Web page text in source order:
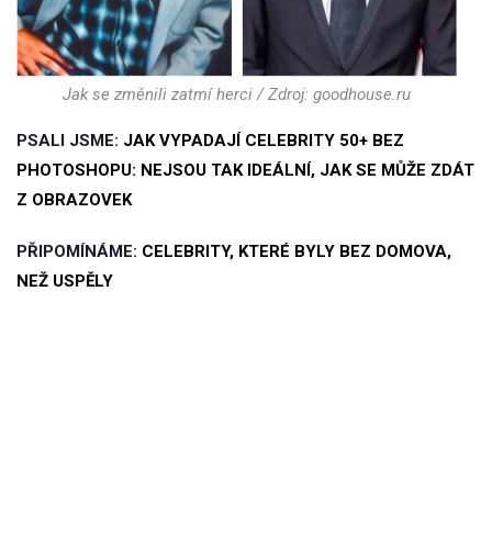
Jak se změnili zatmí herci / Zdroj: goodhouse.ru
PSALI JSME: JAK VYPADAJÍ CELEBRITY 50+ BEZ
PHOTOSHOPU: NEJSOU TAK IDEÁLNÍ, JAK SE MŮŽE ZDÁT
Z OBRAZOVEK
PŘIPOMÍNÁME: CELEBRITY, KTERÉ BYLY BEZ DOMOVA,
NEŽ USPĚLY